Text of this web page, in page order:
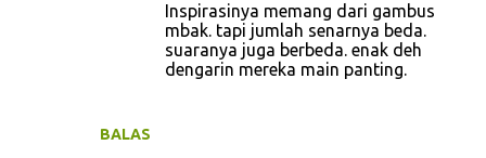
BALAS
Inspirasinya memang dari gambus
mbak. tapi jumlah senarnya beda.
suaranya juga berbeda. enak deh
dengarin mereka main panting.